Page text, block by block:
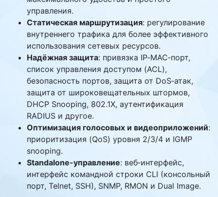
управления.
Статическая маршрутизация: регулирование
внутреннего трафика для более эффективного
использования сетевых ресурсов.
Надёжная защита: привязка IP‑MAC‑порт,
список управления доступом (ACL),
безопасность портов, защита от DoS‑атак,
защита от широковещательных штормов,
DHCP Snooping, 802.1X, аутентификация
RADIUS и другое.
Оптимизация голосовых и видеоприложений:
приоритизация (QoS) уровня 2/3/4 и IGMP
snooping.
Standalone-управление: веб‑интерфейс,
интерфейс командной строки CLI (консольный
порт, Telnet, SSH), SNMP, RMON и Dual Image.